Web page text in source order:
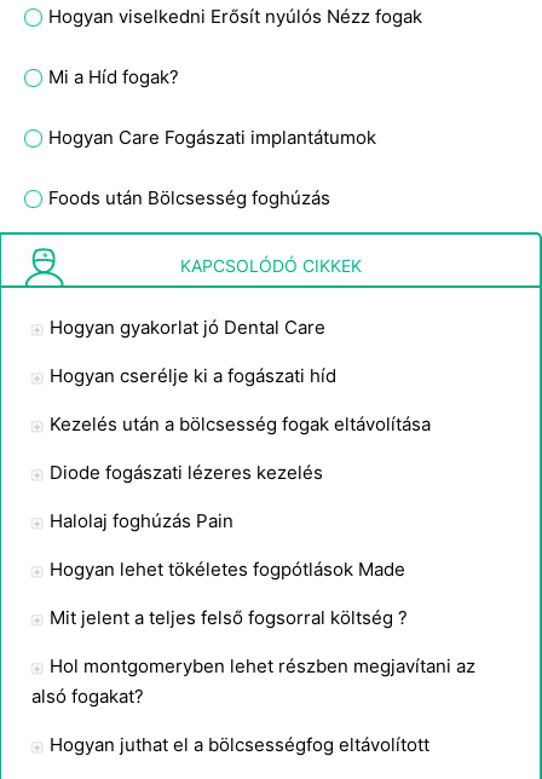
Hogyan viselkedni Erősít nyúlós Nézz fogak
Mi a Híd fogak?
Hogyan Care Fogászati ​​implantátumok
Foods után Bölcsesség foghúzás
Szövődmények A Laser Gum kezelés
KAPCSOLÓDÓ CIKKEK
Hogyan gyakorlat jó Dental Care
Hogyan cserélje ki a fogászati ​​híd
Kezelés után a bölcsesség fogak eltávolítása
Diode fogászati ​​lézeres kezelés
Halolaj foghúzás Pain
Hogyan lehet tökéletes fogpótlások Made
Mit jelent a teljes felső fogsorral költség ?
Hol montgomeryben lehet részben megjavítani az
alsó fogakat?
Hogyan juthat el a bölcsességfog eltávolított